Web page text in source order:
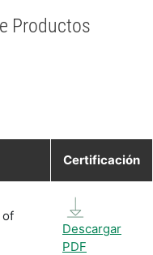
Productos
Certificación
of
Descargar
PDF